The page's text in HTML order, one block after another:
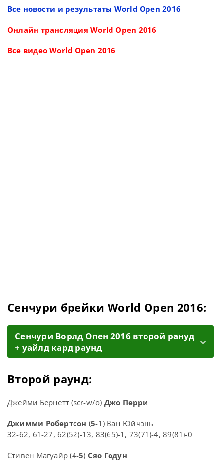
Все новости и результаты World Open 2016
Онлайн трансляция World Open 2016
Все видео World Open 2016
Сенчури брейки World Open 2016:
Cенчури Ворлд Опен 2016 второй рануд
+ уайлд кард раунд
Второй раунд:
Джейми Бернетт (scr-w/o) Джо Перри
Джимми Робертсон (5-1) Ван Юйчэнь
32-62, 61-27, 62(52)-13, 83(65)-1, 73(71)-4, 89(81)-0
Стивен Магуайр (4-5) Сяо Годун